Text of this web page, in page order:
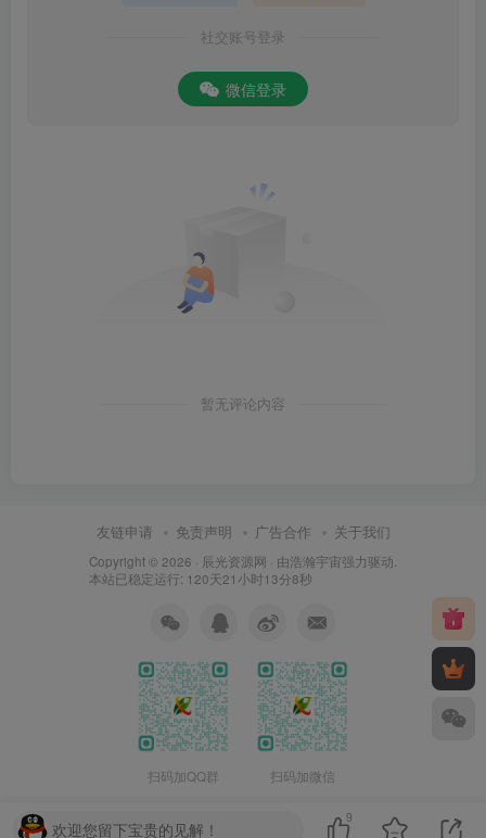
社交账号登录
微信登录
暂无评论内容
友链申请 免责声明 广告合作 关于我们
Copyright © 2026 · 辰光资源网 · 由浩瀚宇宙强力驱动.
本站已稳定运行: 120天21小时13分9秒
扫码加QQ群 扫码加微信
欢迎您留下宝贵的见解！
9